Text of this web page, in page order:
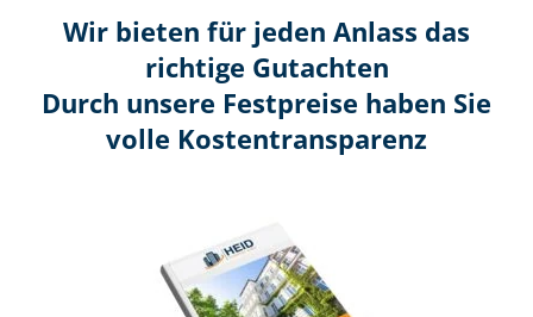
Wir bieten für jeden Anlass das
richtige Gutachten
Durch unsere Festpreise haben Sie
volle Kosten­transparenz